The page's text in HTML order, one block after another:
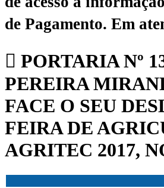
de Pagamento. Em
PORTARIA Nº
PEREIRA
FACE O SEU
FEIRA DE
AGRITEC 2017,